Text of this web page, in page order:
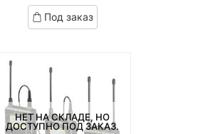
based
onПод заказ
НЕТ НА СКЛАДЕ, НО
ДОСТУПНО ПОД ЗАКАЗ.